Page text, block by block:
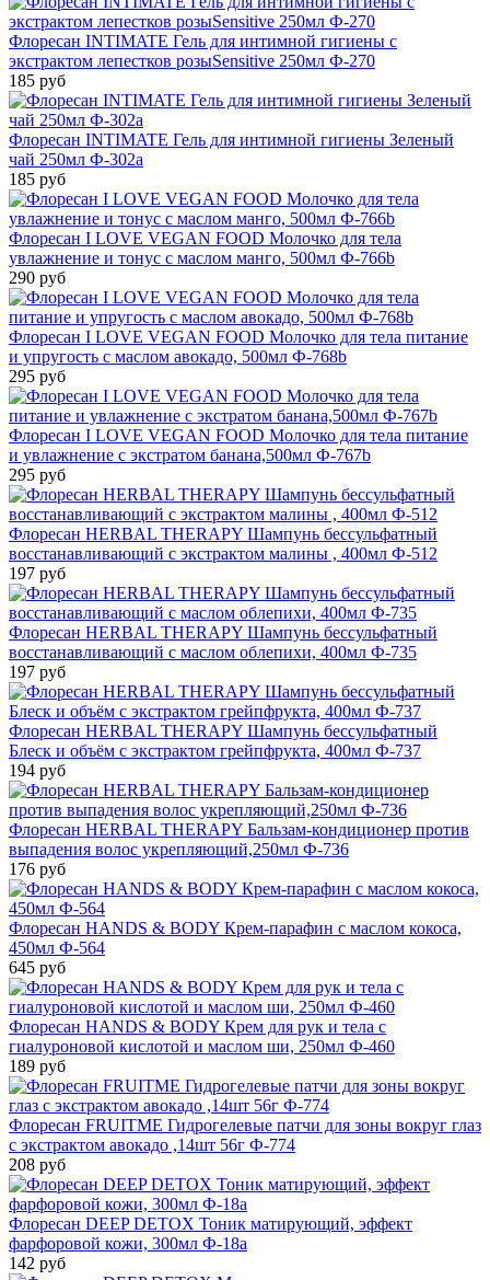
Флоресан INTIMATE Гель для интимной гигиены с
экстрактом лепестков розыSensitive 250мл Ф-270
185 руб
Флоресан INTIMATE Гель для интимной гигиены Зеленый
чай 250мл Ф-302а
185 руб
Флоресан I LOVE VEGAN FOOD Молочко для тела
увлажнение и тонус с маслом манго, 500мл Ф-766b
290 руб
Флоресан I LOVE VEGAN FOOD Молочко для тела питание
и упругость с маслом авокадо, 500мл Ф-768b
295 руб
Флоресан I LOVE VEGAN FOOD Молочко для тела питание
и увлажнение с экстратом банана,500мл Ф-767b
295 руб
Флоресан HERBAL THERAPY Шампунь бессульфатный
восстанавливающий с экстрактом малины , 400мл Ф-512
197 руб
Флоресан HERBAL THERAPY Шампунь бессульфатный
восстанавливающий с маслом облепихи, 400мл Ф-735
197 руб
Флоресан HERBAL THERAPY Шампунь бессульфатный
Блеск и объём с экстрактом грейпфрукта, 400мл Ф-737
194 руб
Флоресан HERBAL THERAPY Бальзам-кондиционер против
выпадения волос укрепляющий,250мл Ф-736
176 руб
Флоресан HANDS & BODY Крем-парафин с маслом кокоса,
450мл Ф-564
645 руб
Флоресан HANDS & BODY Крем для рук и тела с
гиалуроновой кислотой и маслом ши, 250мл Ф-460
189 руб
Флоресан FRUITME Гидрогелевые патчи для зоны вокруг глаз
с экстрактом авокадо ,14шт 56г Ф-774
208 руб
Флоресан DEEP DETOX Тоник матирующий, эффект
фарфоровой кожи, 300мл Ф-18a
142 руб